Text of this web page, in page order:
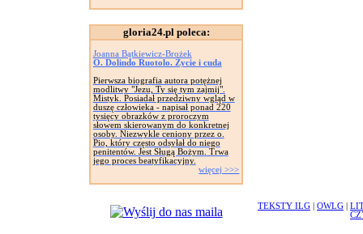
gloria24.pl poleca:
Joanna Bątkiewicz-Brożek
O. Dolindo Ruotolo. Życie i cuda
Pierwsza biografia autora potężnej
modlitwy "Jezu, Ty się tym zajmij".
Mistyk. Posiadał przedziwny wgląd w
duszę człowieka - napisał ponad 220
tysięcy obrazków z proroczym
słowem skierowanym do konkretnej
osoby. Niezwykle ceniony przez o.
Pio, który często odsyłał do niego
penitentów. Jest Sługą Bożym. Trwa
jego proces beatyfikacyjny.
więcej >>>
TEKSTY ILG OWLG